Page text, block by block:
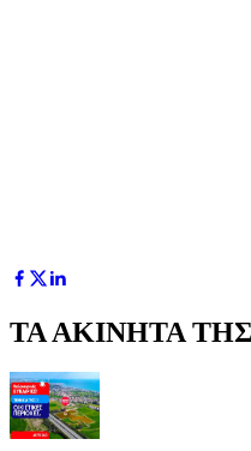
ΤΑ ΑΚΙΝΗΤΑ